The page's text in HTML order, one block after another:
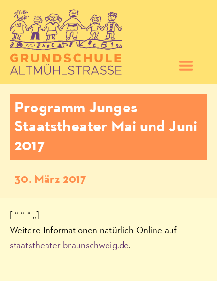
Programm Junges
Staatstheater Mai und Juni
2017
30. März 2017
[ “ “ “ „]
Weitere Informationen natürlich Online auf
staatstheater-braunschweig.de.